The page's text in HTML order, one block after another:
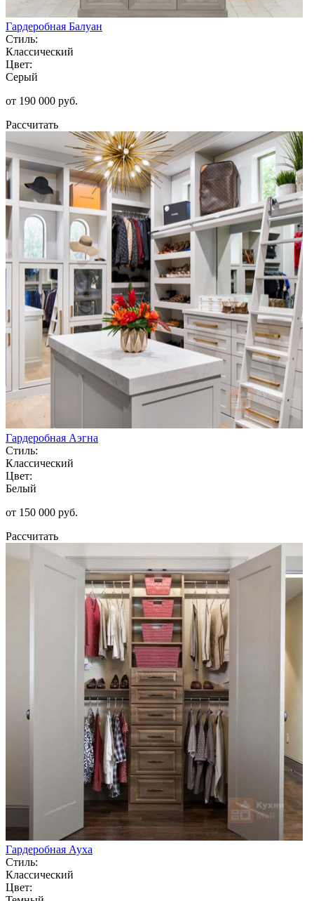
Гардеробная Балуан
Стиль:
Классический
Цвет:
Серый
от 190 000 руб.
Рассчитать
Гардеробная Аэгна
Стиль:
Классический
Цвет:
Белый
от 150 000 руб.
Рассчитать
Гардеробная Ауха
Стиль:
Классический
Цвет: